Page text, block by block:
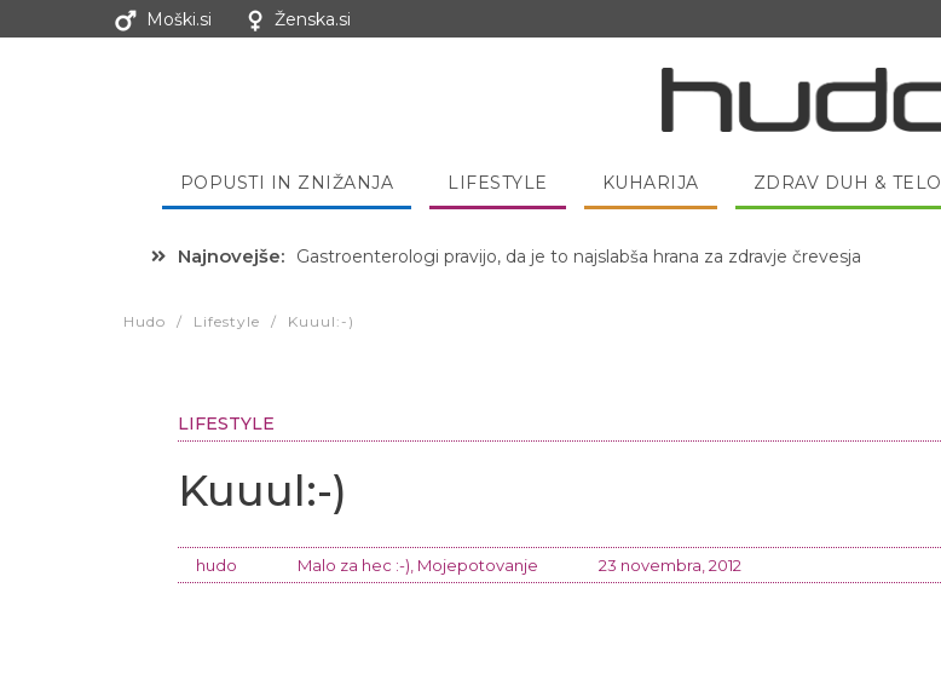
Moški.si Ženska.si
POPUSTI IN ZNIŽANJA LIFESTYLE KUHARIJA ZDRAV DUH & TELO
Najnovejše: Gastroenterologi pravijo, da je to najslabša hrana za zdravje črevesja
Hudo / Lifestyle / Kuuul:-)
LIFESTYLE
Kuuul:-)
hudo Malo za hec :-) Mojepotovanje 23 novembra, 2012